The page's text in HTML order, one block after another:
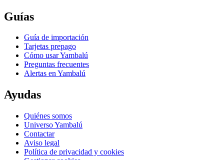
Guías
Guía de importación
Tarjetas prepago
Cómo usar Yambalú
Preguntas frecuentes
Alertas en Yambalú
Ayudas
Quiénes somos
Universo Yambalú
Contactar
Aviso legal
Política de privacidad y cookies